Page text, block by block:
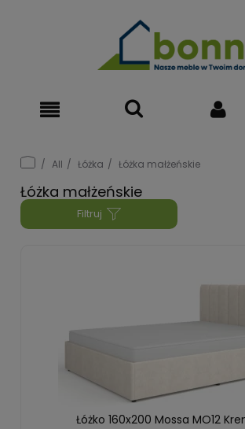
All Łóżka Łóżka małżeńskie
Łóżka małżeńskie
Filtruj
Łóżko 160x200 Mossa MO12